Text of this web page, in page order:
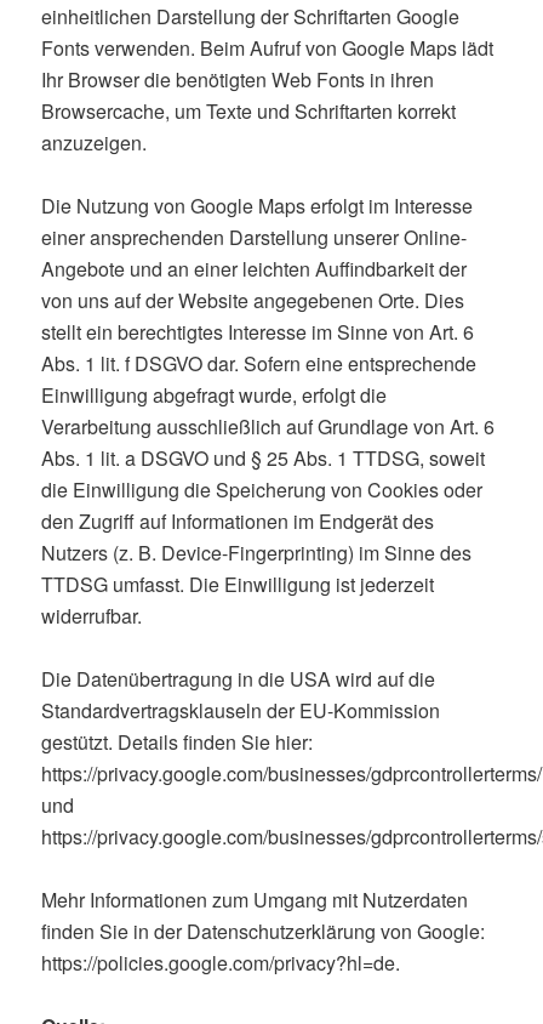
einheitlichen Darstellung der Schriftarten Google
Fonts verwenden. Beim Aufruf von Google Maps lädt
Ihr Browser die benötigten Web Fonts in ihren
Browsercache, um Texte und Schriftarten korrekt
anzuzeigen.
Die Nutzung von Google Maps erfolgt im Interesse
einer ansprechenden Darstellung unserer Online-
Angebote und an einer leichten Auffindbarkeit der
von uns auf der Website angegebenen Orte. Dies
stellt ein berechtigtes Interesse im Sinne von Art. 6
Abs. 1 lit. f DSGVO dar. Sofern eine entsprechende
Einwilligung abgefragt wurde, erfolgt die
Verarbeitung ausschließlich auf Grundlage von Art. 6
Abs. 1 lit. a DSGVO und § 25 Abs. 1 TTDSG, soweit
die Einwilligung die Speicherung von Cookies oder
den Zugriff auf Informationen im Endgerät des
Nutzers (z. B. Device-Fingerprinting) im Sinne des
TTDSG umfasst. Die Einwilligung ist jederzeit
widerrufbar.
Die Datenübertragung in die USA wird auf die
Standardvertragsklauseln der EU-Kommission
gestützt. Details finden Sie hier:
https://privacy.google.com/businesses/gdprcontrollerterms/
und
https://privacy.google.com/businesses/
Mehr Informationen zum Umgang mit Nutzerdaten
finden Sie in der Datenschutzerklärung von Google:
https://policies.google.com/privacy?hl=de.